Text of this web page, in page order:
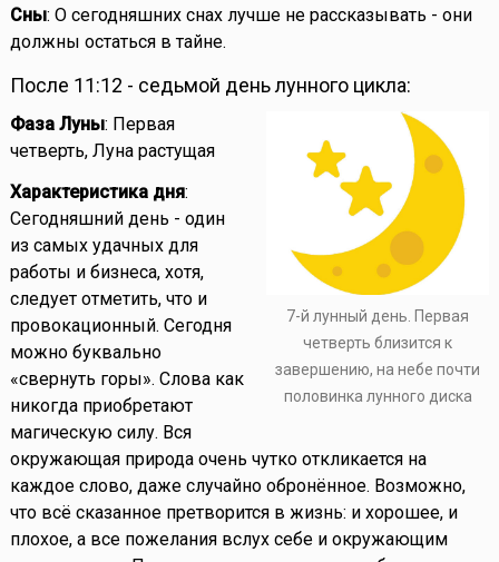
Сны: О сегодняшних снах лучше не рассказывать - они
должны остаться в тайне.
После 11:12 - седьмой день лунного цикла:
7-й лунный день. Первая
четверть близится к
завершению, на небе почти
половинка лунного диска
Фаза Луны: Первая
четверть, Луна растущая
Характеристика дня:
Сегодняшний день - один
из самых удачных для
работы и бизнеса, хотя,
следует отметить, что и
провокационный. Сегодня
можно буквально
«свернуть горы». Слова как
никогда приобретают
магическую силу. Вся
окружающая природа очень чутко откликается на
каждое слово, даже случайно обронённое. Возможно,
что всё сказанное претворится в жизнь: и хорошее, и
плохое, а все пожелания вслух себе и окружающим